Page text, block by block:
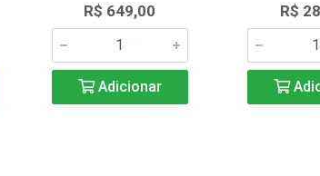
R$ 649,00
Adicionar
R$